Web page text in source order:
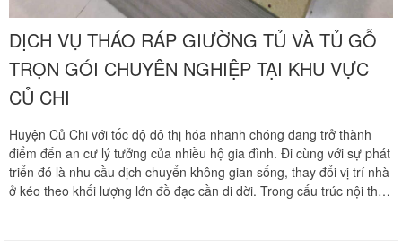
DỊCH VỤ THÁO RÁP GIƯỜNG TỦ VÀ TỦ GỖ
TRỌN GÓI CHUYÊN NGHIỆP TẠI KHU VỰC
CỦ CHI
Huyện Củ Chi với tốc độ đô thị hóa nhanh chóng đang trở thành
điểm đến an cư lý tưởng của nhiều hộ gia đình. Đi cùng với sự phát
triển đó là nhu cầu dịch chuyển không gian sống, thay đổi vị trí nhà
ở kéo theo khối lượng lớn đồ đạc cần di dời. Trong cấu trúc nội thất